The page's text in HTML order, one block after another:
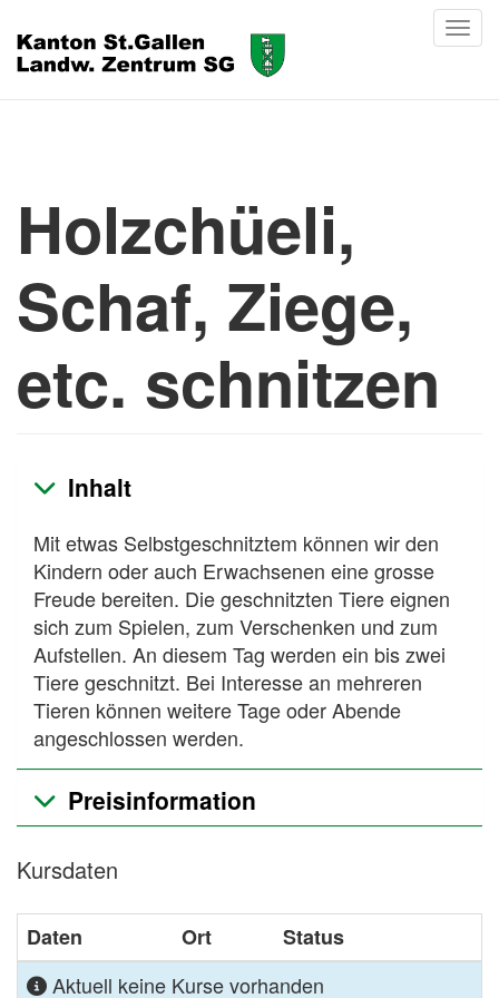
Holzchüeli,
Schaf, Ziege,
etc. schnitzen
Inhalt
Mit etwas Selbstgeschnitztem können wir den
Kindern oder auch Erwachsenen eine grosse
Freude bereiten. Die geschnitzten Tiere eignen
sich zum Spielen, zum Verschenken und zum
Aufstellen. An diesem Tag werden ein bis zwei
Tiere geschnitzt. Bei Interesse an mehreren
Tieren können weitere Tage oder Abende
angeschlossen werden.
Preisinformation
Kursdaten
Daten Ort
Status
Aktuell keine Kurse vorhanden